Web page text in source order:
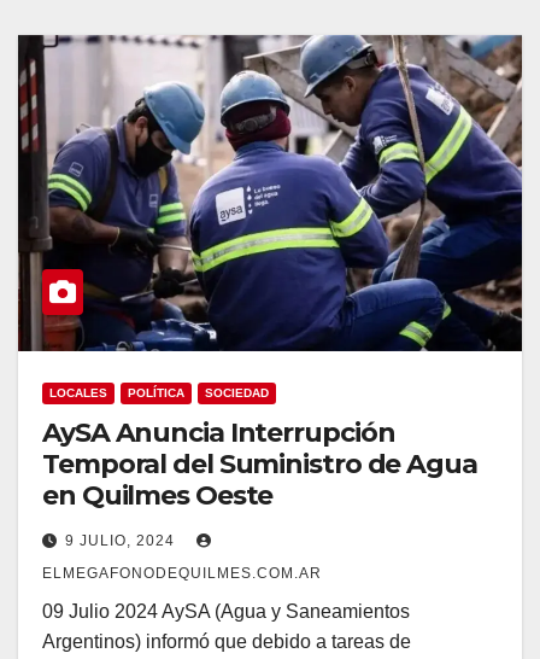
LOCALES POLÍTICA SOCIEDAD
AySA Anuncia Interrupción
Temporal del Suministro de Agua
en Quilmes Oeste
9 JULIO, 2024
ELMEGAFONODEQUILMES.COM.AR
09 Julio 2024 AySA (Agua y Saneamientos
Argentinos) informó que debido a tareas de